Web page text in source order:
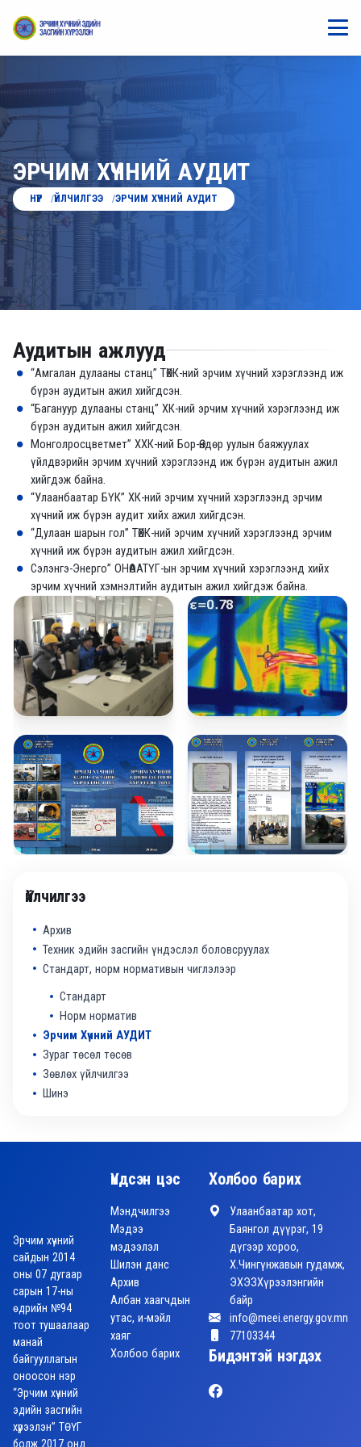
ЭРЧИМ ХҮЧНИЙ АУДИТ
НҮҮР ҮЙЛЧИЛГЭЭ ЭРЧИМ ХҮЧНИЙ АУДИТ
Аудитын ажлууд
“Амгалан дулааны станц” ТӨХК-ний эрчим хүчний хэрэглээнд иж
бүрэн аудитын ажил хийгдсэн.
“Багануур дулааны станц” ХК-ний эрчим хүчний хэрэглээнд иж
бүрэн аудитын ажил хийгдсэн.
Монголросцветмет” ХХК-ний Бор-Өндөр уулын баяжуулах
үйлдвэрийн эрчим хүчний хэрэглээнд иж бүрэн аудитын ажил
хийгдэж байна.
“Улаанбаатар БҮК” ХК-ний эрчим хүчний хэрэглээнд эрчим
хүчний иж бүрэн аудит хийх ажил хийгдсэн.
“Дулаан шарын гол” ТӨХК-ний эрчим хүчний хэрэглээнд эрчим
хүчний иж бүрэн аудитын ажил хийгдсэн.
Сэлэнгэ-Энерго” ОНӨААТҮГ-ын эрчим хүчний хэрэглээнд хийх
эрчим хүчний хэмнэлтийн аудитын ажил хийгдэж байна.
Үйлчилгээ
Архив
Техник эдийн засгийн үндэслэл боловсруулах
Стандарт, норм нормативын чиглэлээр
Стандарт
Норм норматив
Эрчим Хүчний АУДИТ
Зураг төсөл төсөв
Зөвлөх үйлчилгээ
Шинэ
Эрчим хүчний
сайдын 2014
оны 07 дугаар
сарын 17-ны
өдрийн №94
тоот тушаалаар
манай
байгууллагын
оноосон нэр
“Эрчим хүчний
эдийн засгийн
хүрээлэн” ТӨҮГ
болж 2017 онд
Үндсэн цэс
Мэндчилгээ
Мэдээ
мэдээлэл
Шилэн данс
Архив
Албан хаагчдын
утас, и-мэйл
хаяг
Холбоо барих
Холбоо барих
Улаанбаатар хот,
Баянгол дүүрэг, 19
дүгээр хороо,
Х.Чингүнжавын гудамж,
ЭХЭЗХүрээлэнгийн
байр
info@meei.energy.gov.mn
77103344
Бидэнтэй нэгдэх